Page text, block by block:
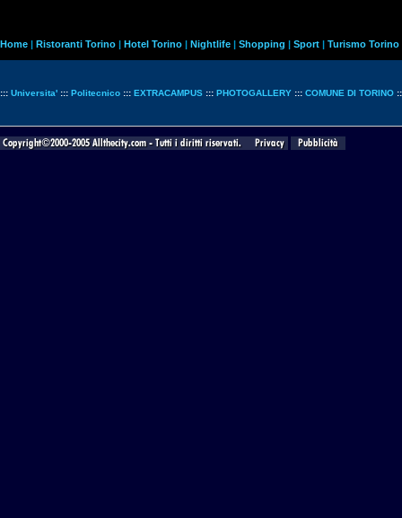
Home | Ristoranti Torino | Hotel Torino | Nightlife | Shopping | Sport | Turismo Torino
::: Universita' ::: Politecnico ::: EXTRACAMPUS ::: PHOTOGALLERY ::: COMUNE DI TORINO